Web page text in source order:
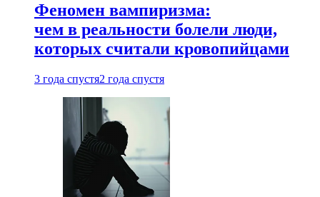
Феномен вампиризма:
чем в реальности болели люди,
которых считали кровопийцами
3 года спустя2 года спустя